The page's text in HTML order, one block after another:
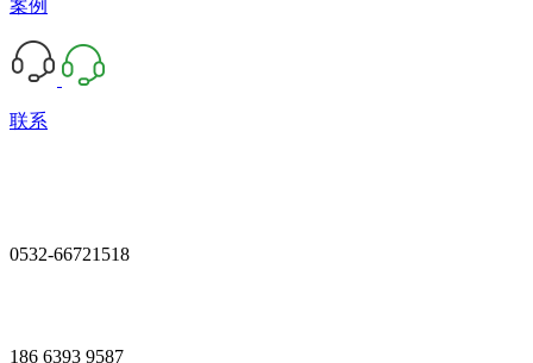
案例
联系
0532-66721518
186 6393 9587